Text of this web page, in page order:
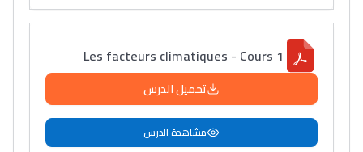
Les facteurs climatiques - Cours 1
تحميل الدرس
مشاهدة الدرس